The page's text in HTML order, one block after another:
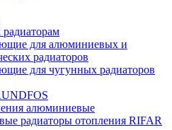
для алюминиевых и
радиаторов
для чугунных радиаторов
алюминиевые
радиаторы отопления RIFAR